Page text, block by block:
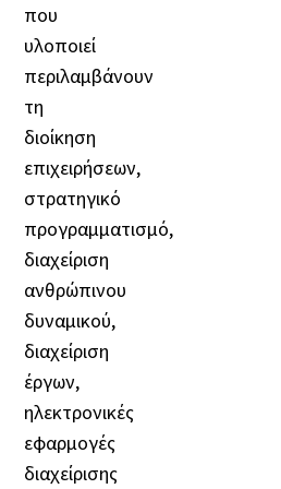
που
υλοποιεί
περιλαμβάνουν
τη
διοίκηση
επιχειρήσεων,
στρατηγικό
προγραμματισμό,
διαχείριση
ανθρώπινου
δυναμικού,
διαχείριση
έργων,
ηλεκτρονικές
εφαρμογές
διαχείρισης